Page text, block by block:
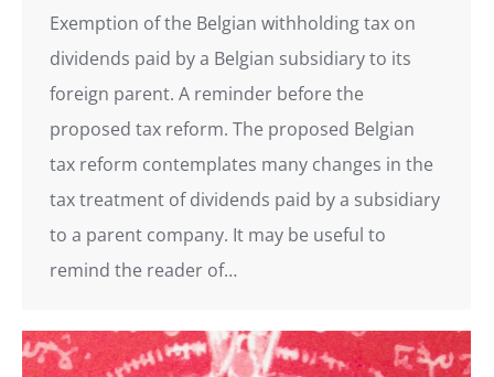
Exemption of the Belgian withholding tax on
dividends paid by a Belgian subsidiary to its
foreign parent. A reminder before the
proposed tax reform. The proposed Belgian
tax reform contemplates many changes in the
tax treatment of dividends paid by a subsidiary
to a parent company. It may be useful to
remind the reader of…